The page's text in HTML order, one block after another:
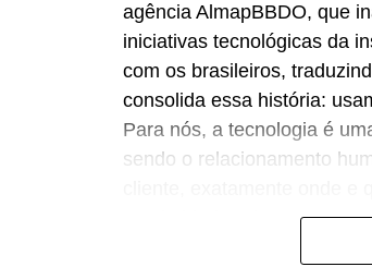
agência AlmapBBDO, que
iniciativas tecnológicas da
com os brasileiros,
consolida essa história:
Para nós, a tecnologia é
sendo o relacionamento
proximidade”, destaca